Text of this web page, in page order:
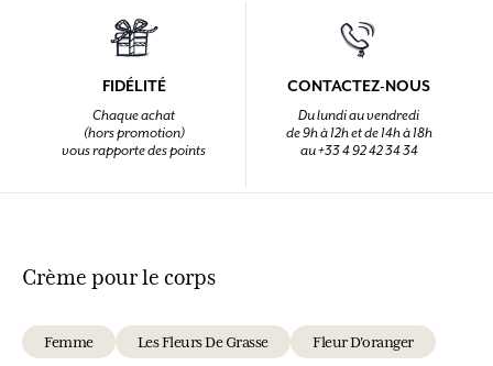
FIDÉLITÉ
Chaque achat
(hors promotion)
vous rapporte des points
CONTACTEZ-NOUS
Du lundi au vendredi
de 9h à 12h et de 14h à 18h
au +33 4 92 42 34 34
Crème pour le corps
Femme Les Fleurs De Grasse Fleur D'oranger